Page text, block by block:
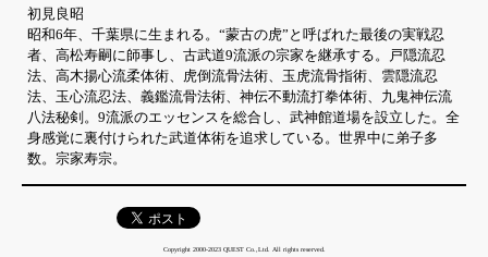
初見良昭
昭和6年、千葉県に生まれる。“蒙古の虎”と呼ばれた最後の実戦忍
者、高松寿嗣に師事し、古武道9流派の宗家を継承する。戸隠流忍
法、高木揚心流柔体術、虎倒流骨法術、玉虎流骨指術、雲隠流忍
法、玉心流忍法、義鑑流骨法術、神伝不動流打拳体術、九鬼神伝流
八法秘剣。9流派のエッセンスを総合し、武神館道場を設立した。全
身感覚に裏付けられた武道体術を追求している。世界中に弟子多
数。宗家寿宗。
Copyright 2000-2023 QUEST Co.,Ltd. All rights reserved.